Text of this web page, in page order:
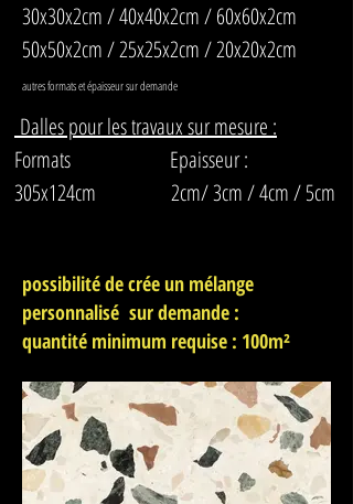
30x30x2cm / 40x40x2cm / 60x60x2cm
50x50x2cm / 25x25x2cm / 20x20x2cm
autres formats et épaisseur sur demande
Dalles pour les travaux sur mesure :
Formats Epaisseur :
305x124cm 2cm/ 3cm / 4cm / 5cm
possibilité de crée un mélange
personnalisé sur demande :
quantité minimum requise : 100m²